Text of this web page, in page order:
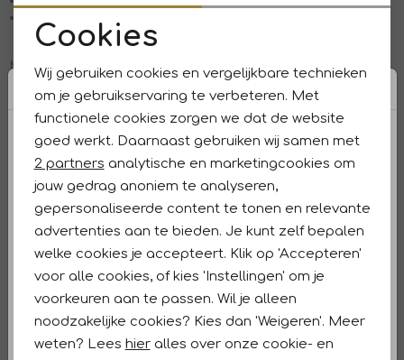
jeans die nooit uit de mode gaan
Meer over Joseph Ribkoff
Onze beste styling tips
Tip 1: Kies voor een jumpsuit van Joseph Ribkoff en maak je
outfit compleet met een paar sieraden vanJOSH V.
Tip 2: Combineer een pantalon van Joseph Ribkoff met een
bijpassende blazer en een basic blouse voor een nette
kantoorlook.
Tip 3: In deJoseph Ribkoff salevind je veel populaire items
met aantrekkelijke kortingen.
Maatadvies voor Joseph Ribkoff broeken
Bij Westen Mode zijn de broeken van Joseph Ribkoff
verkrijgbaar in de maten 38 t/m 46. De pasvormen kunnen
van elkaar verschillen, maar de items vallen over het
algemeen op maat. Twijfel je over de juiste maat of wil je
Noodzakelijke cookies
Personalisatie cookies
Analytische cookies
Marketing cookies
Cookies
Wij gebruiken cookies en vergelijkbare technieken
om je gebruikservaring te verbeteren. Met
functionele cookies zorgen we dat de website
goed werkt. Daarnaast gebruiken wij samen met
2 partners analytische en marketingcookies om
jouw gedrag anoniem te analyseren,
gepersonaliseerde content te tonen en relevante
advertenties aan te bieden. Je kunt zelf bepalen
welke cookies je accepteert. Klik op 'Accepteren'
voor alle cookies, of kies 'Instellingen' om je
voorkeuren aan te passen. Wil je alleen
noodzakelijke cookies? Kies dan 'Weigeren'. Meer
weten? Lees hieralles over onze cookie- en